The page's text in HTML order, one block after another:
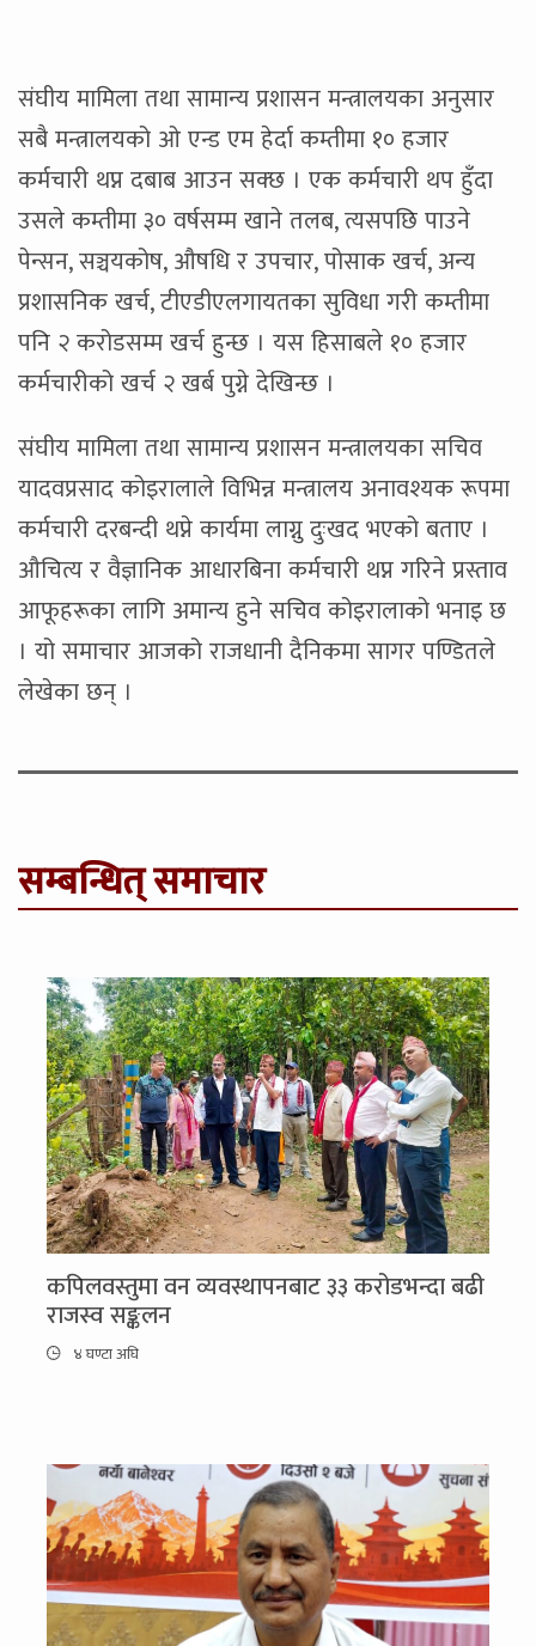
संघीय मामिला तथा सामान्य प्रशासन मन्त्रालयका अनुसार
सबै मन्त्रालयको ओ एन्ड एम हेर्दा कम्तीमा १० हजार
कर्मचारी थप्न दबाब आउन सक्छ । एक कर्मचारी थप हुँदा
उसले कम्तीमा ३० वर्षसम्म खाने तलब, त्यसपछि पाउने
पेन्सन, सञ्चयकोष, औषधि र उपचार, पोसाक खर्च, अन्य
प्रशासनिक खर्च, टीएडीएलगायतका सुविधा गरी कम्तीमा
पनि २ करोडसम्म खर्च हुन्छ । यस हिसाबले १० हजार
कर्मचारीको खर्च २ खर्ब पुग्ने देखिन्छ ।
संघीय मामिला तथा सामान्य प्रशासन मन्त्रालयका सचिव
यादवप्रसाद कोइरालाले विभिन्न मन्त्रालय अनावश्यक रूपमा
कर्मचारी दरबन्दी थप्ने कार्यमा लाग्नु दुःखद भएको बताए ।
औचित्य र वैज्ञानिक आधारबिना कर्मचारी थप्न गरिने प्रस्ताव
आफूहरूका लागि अमान्य हुने सचिव कोइरालाको भनाइ छ
। यो समाचार आजको राजधानी दैनिकमा सागर पण्डितले
लेखेका छन् ।
सम्बन्धित् समाचार
कपिलवस्तुमा वन व्यवस्थापनबाट ३३ करोडभन्दा बढी
राजस्व सङ्कलन
४ घण्टा अघि